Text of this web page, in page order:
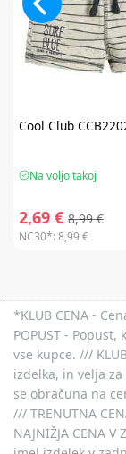
Cool Club
Na voljo takoj
2,69 € 8,99 €
NC30*:8,99 €
*KLUB CENA -
POPUST -
vse kupce. ///
izdelka, in velja
se obračuna na
/// TRENUTNA
NAJNIŽJA CENA